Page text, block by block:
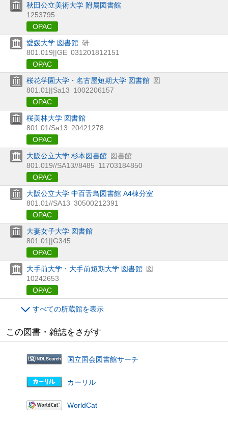
秋田公立美術大学 附属図書館
1253795
OPAC
愛媛大学 図書館 研
801.019||GE 031201812151
OPAC
桜花学園大学・名古屋短期大学 図書館 図
801.01||Sa13 1002206157
OPAC
桜美林大学 図書館
801.01/Sa13 20421278
OPAC
大阪公立大学 杉本図書館 図書館
801.019//SA13//8485 11703184850
OPAC
大阪公立大学 中百舌鳥図書館 A4棟分室
801.01//SA13 30500212391
OPAC
大妻女子大学 図書館
801.01||G345
OPAC
大手前大学・大手前短期大学 図書館 図
10242653
OPAC
すべての所蔵館を表示
この図書・雑誌をさがす
国立国会図書館サーチ
カーリル
WorldCat